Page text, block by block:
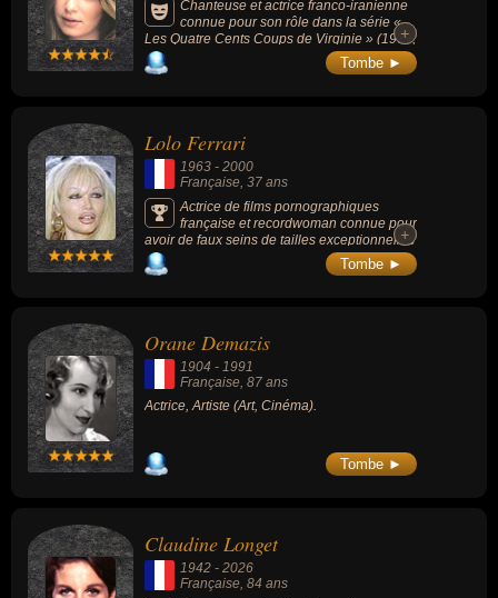
Chanteuse et actrice franco-iranienne
connue pour son rôle dans la série «
Les Quatre Cents Coups de Virginie » (1979,
6 épisodes) et les films « Glissements
progressifs du plaisir » (1974) ou « L'Affiche
+
+
Tombe ►
Lolo Ferrari
1963 - 2000
Française, 37 ans
Actrice de films pornographiques
française et recordwoman connue pour
avoir de faux seins de tailles exceptionnelles
et subi 25 opérations de chirurgie esthétique
: visage, yeux, lèvres, nez et poitrine. Sa
des records, éd. 2003).
+
+
Tombe ►
Orane Demazis
1904 - 1991
Française, 87 ans
Actrice, Artiste (Art, Cinéma).
Tombe ►
Claudine Longet
1942 - 2026
Française, 84 ans